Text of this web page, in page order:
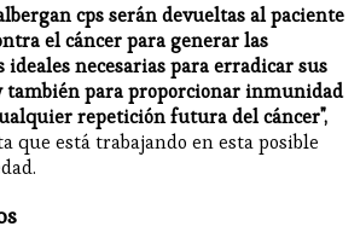
cps serán devueltas al paciente
el cáncer para generar las
necesarias para erradicar sus
también para proporcionar inmunidad
repetición futura del cáncer",
que está trabajando en esta posible